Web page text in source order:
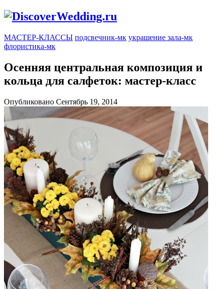
МАСТЕР-КЛАССЫ подсвечник-мк украшение зала-мк
флористика-мк
Осенняя центральная композиция и
кольца для салфеток: мастер-класс
Опубликовано Сентябрь 19, 2014